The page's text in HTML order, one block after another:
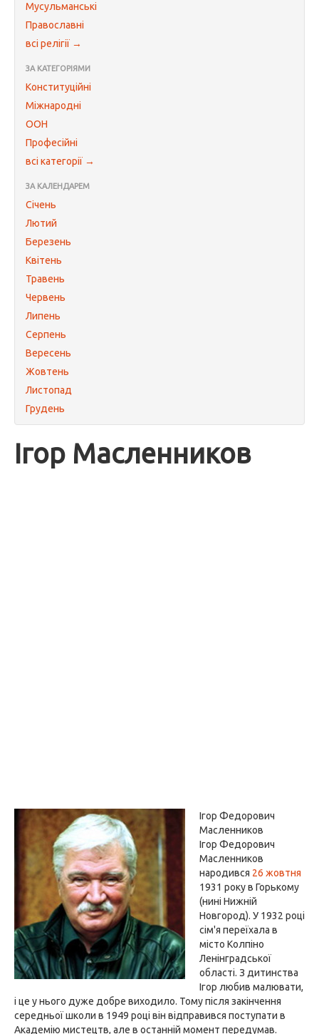
Мусульманські
Православні
всі релігії →
ЗА КАТЕГОРІЯМИ
Конституційні
Міжнародні
ООН
Професійні
всі категорії →
ЗА КАЛЕНДАРЕМ
Січень
Лютий
Березень
Квітень
Травень
Червень
Липень
Серпень
Вересень
Жовтень
Листопад
Грудень
Ігор Масленников
Ігор Федорович
Масленников
Ігор Федорович
Масленников
народився 26 жовтня
1931 року в Горькому
(нині Нижній
Новгород). У 1932 році
сім'я переїхала в
місто Колпіно
Ленінградської
області. З дитинства
Ігор любив малювати,
і це у нього дуже добре виходило. Тому після закінчення
середньої школи в 1949 році він відправився поступати в
Академію мистецтв, але в останній момент передумав.